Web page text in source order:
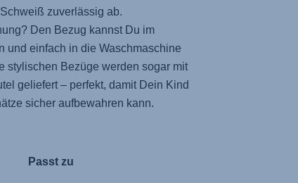
zuverlässig ab.
Den Bezug kannst Du im
und einfach in die Waschmaschine
stylischen Bezüge werden sogar mit
geliefert – perfekt, damit Dein Kind
sicher aufbewahren kann.
Passt zu